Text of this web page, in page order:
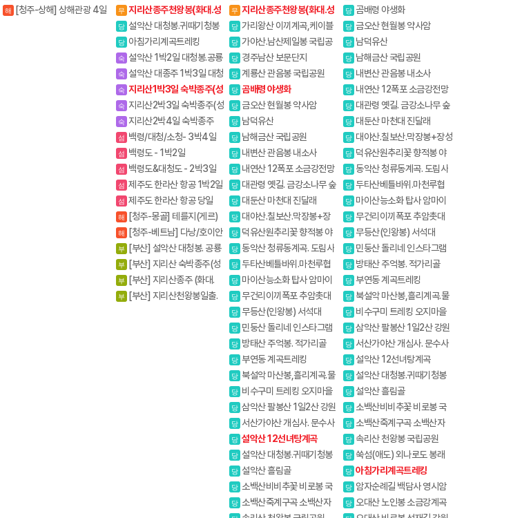
해 [청주-상해] 상해관광 4일
무 지리산종주천왕봉(화대.성
중)
당 설악산 대청봉.귀때기청봉
진달래.흘림골 강원20대명산
당 아침가리계곡트레킹
숙 설악산 1박2일 대청봉.공룡
능선 (갈땐 시외버스이용)
숙 설악산 대종주 1박3일 대청
봉.공룡능선 서북능선
숙 지리산1박3일 숙박종주(성
중.화대)
숙 지리산2박3일 숙박종주(성
중,성대)
숙 지리산2박4일 숙박종주
(화대.성중)
섬 백령/대청/소청- 3박4일
섬 백령도 - 1박2일
섬 백령도&대청도 - 2박3일
섬 제주도 한라산 항공 1박2일
섬 제주도 한라산 항공 당일
해 [청주-몽골] 테를지(게르)
5일
해 [청주-베트남] 다낭/호이안
3박5일
부 [부산] 설악산 대청봉. 공룡
능선
부 [부산] 지리산 숙박종주(성
중.화대)1무1박3일
부 [부산] 지리산종주 (화대.
성중)천왕봉코스
부 [부산] 지리산천왕봉일출.
무 지리산종주천왕봉(화대.성
중)
당 가리왕산 이끼계곡,케이블
카(여행코스)
당 가야산.남산제일봉 국립공
원
당 경주남산 보문단지
당 계룡산 관음봉 국립공원
당 곰배령 야생화
당 금오산 현월봉 약사암
당 남덕유산
당 남해금산 국립공원
당 내변산 관음봉 내소사
당 내연산 12폭포 소금강전망
대
당 대관령 옛길. 금강소나무 숲
길
당 대둔산 마천대 진달래
당 대야산.칠보산.막장봉+장
성봉
당 덕유산원추리꽃 향적봉 야
생화
당 동악산 청류동계곡. 도림사
당 두타산베틀바위.마천루협
곡
당 마이산능소화 탑사 암마이
봉
당 무건리이끼폭포 추암촛대
바위
당 무등산(인왕봉) 서석대
당 민둥산 돌리네 인스타그램
핫플레이스
당 방태산 주억봉. 적가리골
당 부연동 계곡트레킹
당 북설악 마산봉,흘리계곡.물
굽이계곡
당 비수구미 트레킹 오지마을
당 삼악산 팔봉산 1일2산 강원
20대명산
당 서산가야산 개심사. 문수사
배롱나무
당 설악산 12선녀탕계곡
당 설악산 대청봉.귀때기청봉
진달래.흘림골 강원20대명산
당 설악산 흘림골
당 소백산비비추꽃 비로봉 국
망봉 야생화
당 소백산죽계구곡 소백산자
락길 1코스
당 곰배령 야생화
당 금오산 현월봉 약사암
당 남덕유산
당 남해금산 국립공원
당 내변산 관음봉 내소사
당 내연산 12폭포 소금강전망
대
당 대관령 옛길. 금강소나무 숲
길
당 대둔산 마천대 진달래
당 대야산.칠보산.막장봉+장성
봉
당 덕유산원추리꽃 향적봉 야
생화
당 동악산 청류동계곡. 도림사
당 두타산베틀바위.마천루협
곡
당 마이산능소화 탑사 암마이
봉
당 무건리이끼폭포 추암촛대
바위
당 무등산(인왕봉) 서석대
당 민둥산 돌리네 인스타그램
핫플레이스
당 방태산 주억봉. 적가리골
당 부연동 계곡트레킹
당 북설악 마산봉,흘리계곡.물
굽이계곡
당 비수구미 트레킹 오지마을
당 삼악산 팔봉산 1일2산 강원
20대명산
당 서산가야산 개심사. 문수사
배롱나무
당 설악산 12선녀탕계곡
당 설악산 대청봉.귀때기청봉
진달래.흘림골 강원20대명산
당 설악산 흘림골
당 소백산비비추꽃 비로봉 국
망봉 야생화
당 소백산죽계구곡 소백산자
락길 1코스
당 속리산 천왕봉 국립공원
당 쑥섬(애도) 외나로도 봉래
산
당 아침가리계곡트레킹
당 암자순례길 백담사 영시암
오세암 내설악
당 오대산 노인봉 소금강계곡